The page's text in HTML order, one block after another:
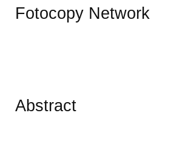
Fotocopy Network
Abstract